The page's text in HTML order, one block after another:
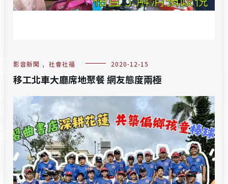
影音新聞 , 社會社福 2020-12-15
移工北車大廳席地聚餐 網友態度兩極